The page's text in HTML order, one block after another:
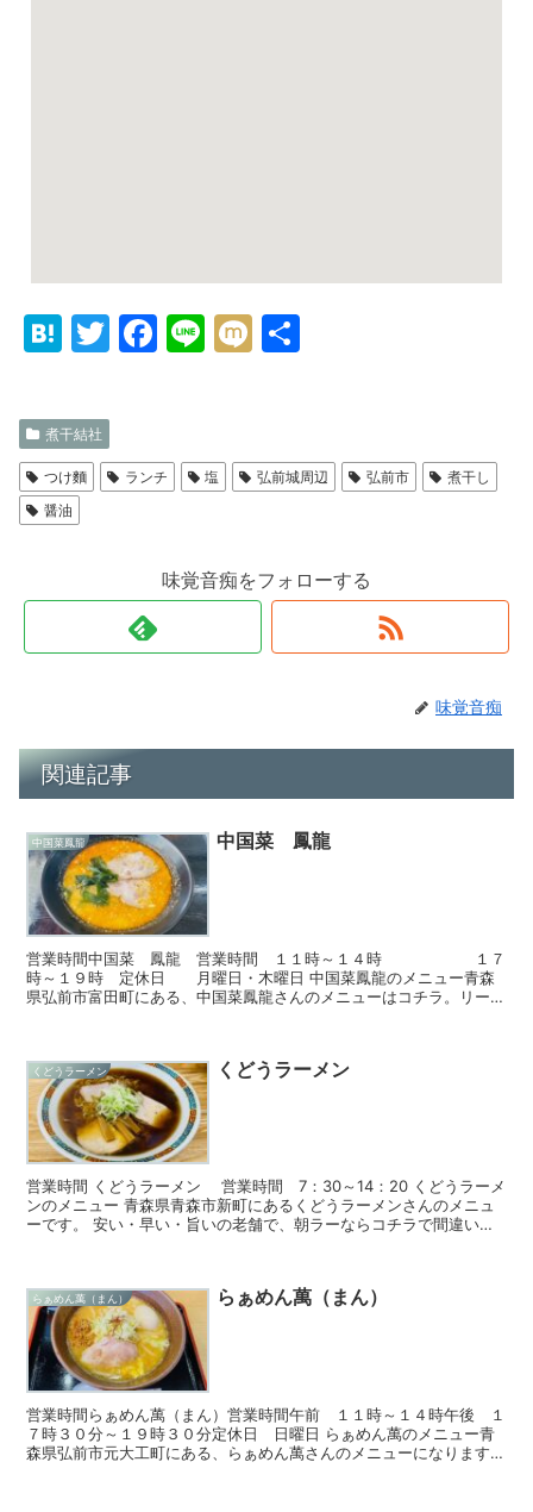
H
e
n
a
T
F
b
o
k
Li M
煮干結社
つけ麵 ランチ 塩 弘前城周辺 弘前市
煮干し
醤油
味覚音痴をフォローする
味覚音痴
関連記事
中国菜鳳龍 中国菜 鳳龍
営業時間中国菜 鳳龍 営業時間 １１時～１４時 １７
時～１９時 定休日 月曜日・木曜日 中国菜鳳龍のメニュー青森
県弘前市富田町にある、中国菜鳳龍さんのメニューはコチラ。リーズ
くどうラーメン くどうラーメン
営業時間 くどうラーメン 営業時間 7：30～14：20 くどうラーメ
ンのメニュー 青森県青森市新町にあるくどうラーメンさんのメニュ
ーです。 安い・早い・旨いの老舗で、朝ラーならコチラで間違いな
らぁめん萬（まん） らぁめん萬（まん）
営業時間らぁめん萬（まん）営業時間午前 １１時～１４時午後 １
７時３０分～１９時３０分定休日 日曜日 らぁめん萬のメニュー青
森県弘前市元大工町にある、らぁめん萬さんのメニューになります。